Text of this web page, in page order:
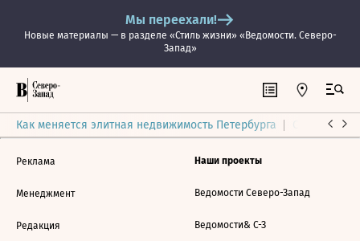
Мы переехали!
Новые материалы — в разделе «Стиль жизни» «Ведомости. Северо-
Запад»
Как меняется элитная недвижимость Петербурга Ситуация
Реклама
Менеджмент
Редакция
Наши проекты
Ведомости Северо-Запад
Ведомости& С-З